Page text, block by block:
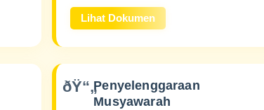
Lihat Dokumen
Penyelenggaraan
Musyawarah